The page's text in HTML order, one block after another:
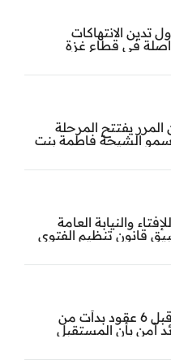
تدين الانتهاكات
في قطاع غزة
يفتتح المرحلة
سمو الشيخة فاطمة بنت
والنيابة العامة
قانون تنظيم الفتوى
منصور بن زايد: قبل 6 عقود بدأت من
آمن بأن المستقبل